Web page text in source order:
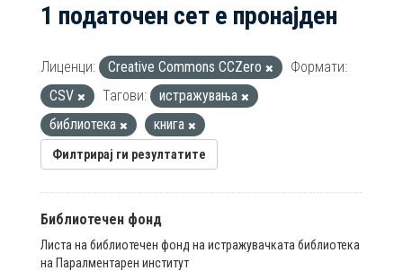
1 податочен сет е пронајден
Лиценци: Creative Commons CCZero
Формати:
CSV
Тагови:
истражувања
библиотека
книга
Филтрирај ги резултатите
Библиотечен фонд
Листа на библиотечен фонд на истражувачката библиотека
на Паралментарен институт